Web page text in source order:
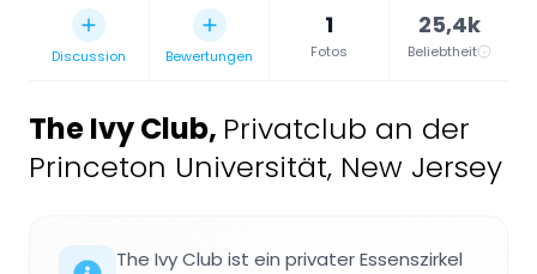
Discussion Bewertungen
1
Fotos
25,4k
Beliebtheit
The Ivy Club, Privatclub an der
Princeton Universität, New Jersey
The Ivy Club ist ein privater Essenszirkel